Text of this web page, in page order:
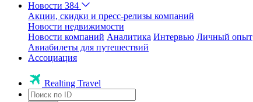
Новости 384
Акции, скидки и пресс-релизы компаний
Новости недвижимости
Новости компаний Аналитика Интервью Личный опыт
Авиабилеты для путешествий
Ассоциация
Realting Travel